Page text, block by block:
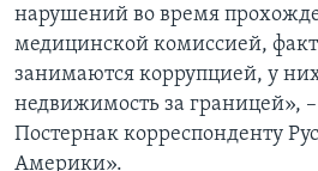
нарушений во время
медицинской комиссией,
занимаются коррупцией, у
недвижимость за границей», –
Постернак корреспонденту
Америки».